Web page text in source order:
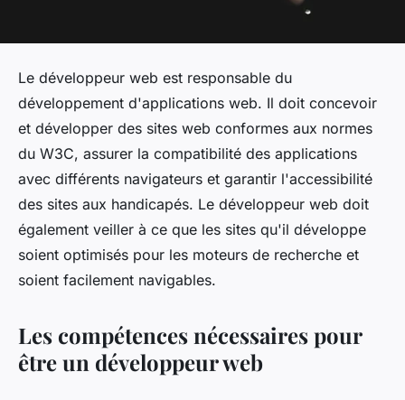
Le développeur web est responsable du
développement d'applications web. Il doit concevoir
et développer des sites web conformes aux normes
du W3C, assurer la compatibilité des applications
avec différents navigateurs et garantir l'accessibilité
des sites aux handicapés. Le développeur web doit
également veiller à ce que les sites qu'il développe
soient optimisés pour les moteurs de recherche et
soient facilement navigables.
Les compétences nécessaires pour
être un développeur web